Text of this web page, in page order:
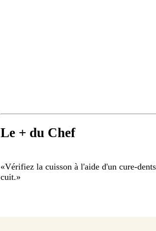
Le + du Chef
«Vérifiez la cuisson à l'aide d'un cure-
cuit.»